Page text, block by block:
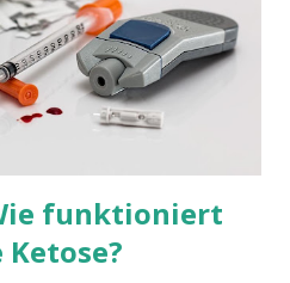
schädigt oxidativer Stress
wie z.B. Proteine und kleine
Diese Endprodukte und gesc...
funktioniert